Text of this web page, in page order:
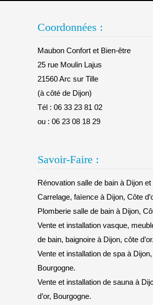
Coordonnées :
Maubon Confort et Bien-être
25 rue Moulin Lajus
21560 Arc sur Tille
(à côté de Dijon)
Tél : 06 33 23 81 02
ou : 06 23 08 18 29
Savoir-Faire :
Rénovation salle de bain à Dijon et
Carrelage, faïence à Dijon, Côte
Plomberie salle de bain à Dijon,
Vente et installation vasque,
de bain, baignoire à Dijon, côte d’or.
Vente et installation de spa à Dijon,
Bourgogne.
Vente et installation de sauna à
d’or, Bourgogne.